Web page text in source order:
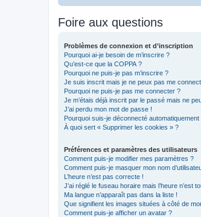
Foire aux questions
Problèmes de connexion et d’inscription
Pourquoi ai-je besoin de m’inscrire ?
Qu’est-ce que la COPPA ?
Pourquoi ne puis-je pas m’inscrire ?
Je suis inscrit mais je ne peux pas me
Pourquoi ne puis-je pas me connecter ?
Je m’étais déjà inscrit par le passé mais ne
J’ai perdu mon mot de passe !
Pourquoi suis-je déconnecté automatiquement
À quoi sert « Supprimer les cookies » ?
Préférences et paramètres des utilisateurs
Comment puis-je modifier mes paramètres ?
Comment puis-je masquer mon nom
L’heure n’est pas correcte !
J’ai réglé le fuseau horaire mais l’heure n’est
Ma langue n’apparaît pas dans la liste !
Que signifient les images situées à côté de
Comment puis-je afficher un avatar ?